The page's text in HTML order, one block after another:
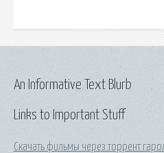
Links to Important Stuff
Скачать фильмы через торрент
An Informative Text Blurb